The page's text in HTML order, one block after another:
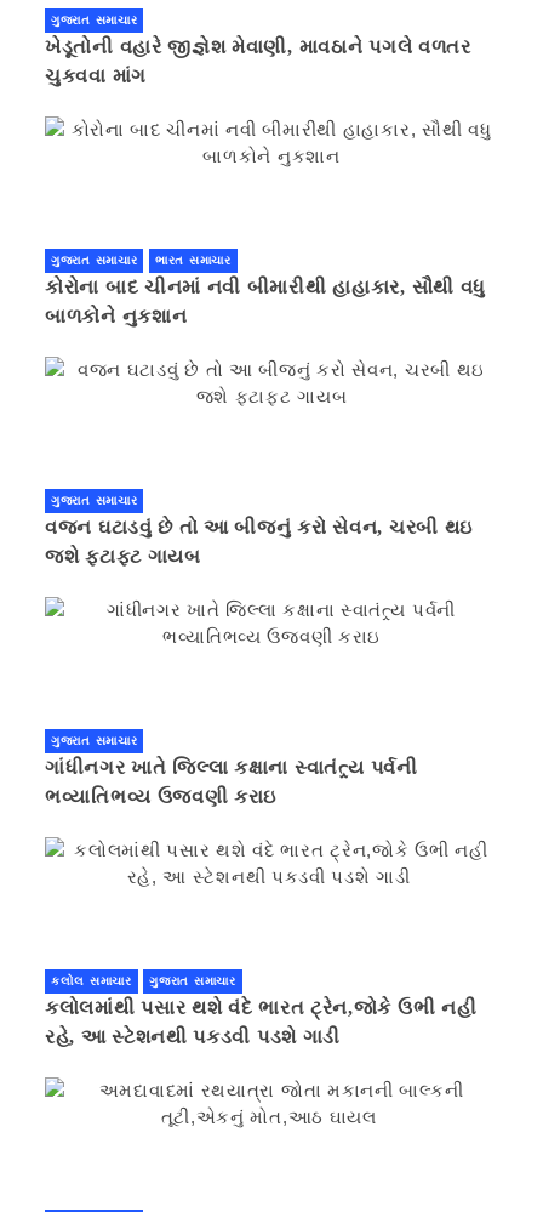
ગુજરાત સમાચાર
ખેડૂતોની વહારે જીજ્ઞેશ મેવાણી, માવઠાને પગલે વળતર
ચુકવવા માંગ
ગુજરાત સમાચાર ભારત સમાચાર
કોરોના બાદ ચીનમાં નવી બીમારીથી હાહાકાર, સૌથી વધુ
બાળકોને નુકશાન
ગુજરાત સમાચાર
વજન ઘટાડવું છે તો આ બીજનું કરો સેવન, ચરબી થઇ
જશે ફટાફટ ગાયબ
ગુજરાત સમાચાર
ગાંધીનગર ખાતે જિલ્લા કક્ષાના સ્વાતંત્ર્ય પર્વની
ભવ્યાતિભવ્ય ઉજવણી કરાઇ
કલોલ સમાચાર ગુજરાત સમાચાર
કલોલમાંથી પસાર થશે વંદે ભારત ટ્રેન,જોકે ઉભી નહી
રહે, આ સ્ટેશનથી પકડવી પડશે ગાડી